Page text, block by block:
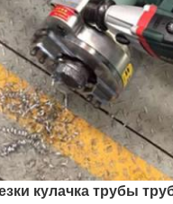
кулачка трубы